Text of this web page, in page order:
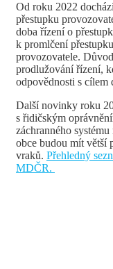
Od roku 2022
přestupku
doba řízení o
k promlčení
provozovatele.
prodlužování řízení,
odpovědnosti s cílem
Další novinky roku
s řidičským
záchranného
obce budou mít větší
vraků. Přehledný
MDČR.